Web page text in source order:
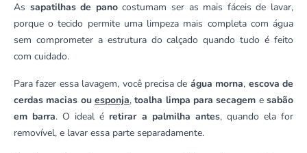
As sapatilhas de panocostumam ser as mais fáceis de lavar,
porque o tecido permite uma limpeza mais completa com água
sem comprometer a estrutura do calçado quando tudo é feito
com cuidado.
Para fazer essa lavagem, você precisa de água morna, escova de
cerdas macias ou esponja,toalha limpa para secagem esabão
em barra. O ideal é retirar a palmilha antes, quando ela for
removível, e lavar essa parte separadamente.